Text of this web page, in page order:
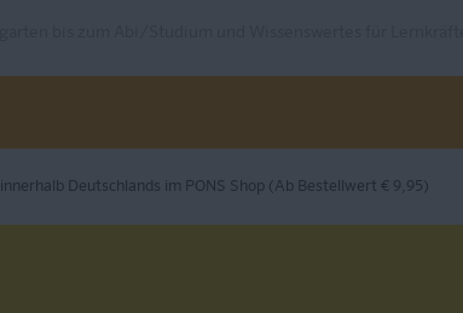
innerhalb Deutschlands im PONS Shop (Ab Bestellwert € 9,95)